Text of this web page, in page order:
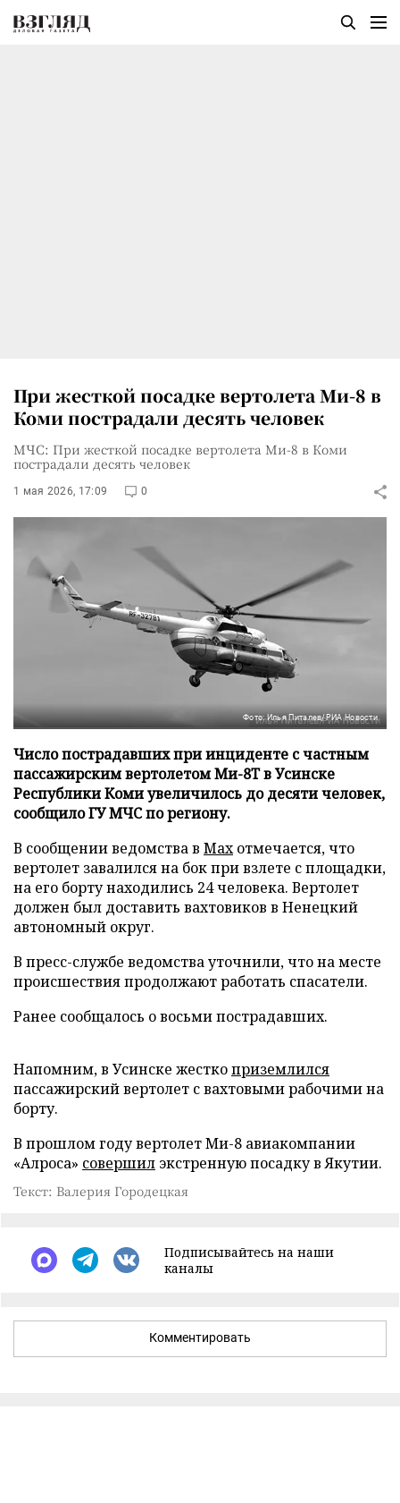
При жесткой посадке вертолета Ми-8 в
Коми пострадали десять человек
МЧС: При жесткой посадке вертолета Ми-8 в Коми
пострадали десять человек
1 мая 2026, 17:09 0
Фото: Илья Питалев/РИА Новости
Число пострадавших при инциденте с частным
пассажирским вертолетом Ми-8Т в Усинске
Республики Коми увеличилось до десяти человек,
сообщило ГУ МЧС по региону.
В сообщении ведомства в Maxотмечается, что
вертолет завалился на бок при взлете с площадки,
на его борту находились 24 человека. Вертолет
должен был доставить вахтовиков в Ненецкий
автономный округ.
В пресс-службе ведомства уточнили, что на месте
происшествия продолжают работать спасатели.
Ранее сообщалось о восьми пострадавших.
Напомним, в Усинске жесткоприземлился
пассажирский вертолет с вахтовыми рабочими на
борту.
В прошлом году вертолет Ми-8 авиакомпании
«Алроса» совершил экстренную посадку в Якутии.
Текст: Валерия Городецкая
Подписывайтесь на наши
каналы
Комментировать